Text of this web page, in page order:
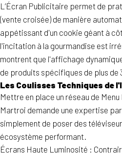
L’Écran Publicitaire permet de
(vente croisée) de manière
appétissant d'un cookie géant à
l'incitation à la gourmandise est
montrent que l'affichage
de produits spécifiques de plus de
Les Coulisses Techniques de
Mettre en place un réseau de
Martroi demande une expertise
simplement de poser des
écosystème performant.
Écrans Haute Luminosité :